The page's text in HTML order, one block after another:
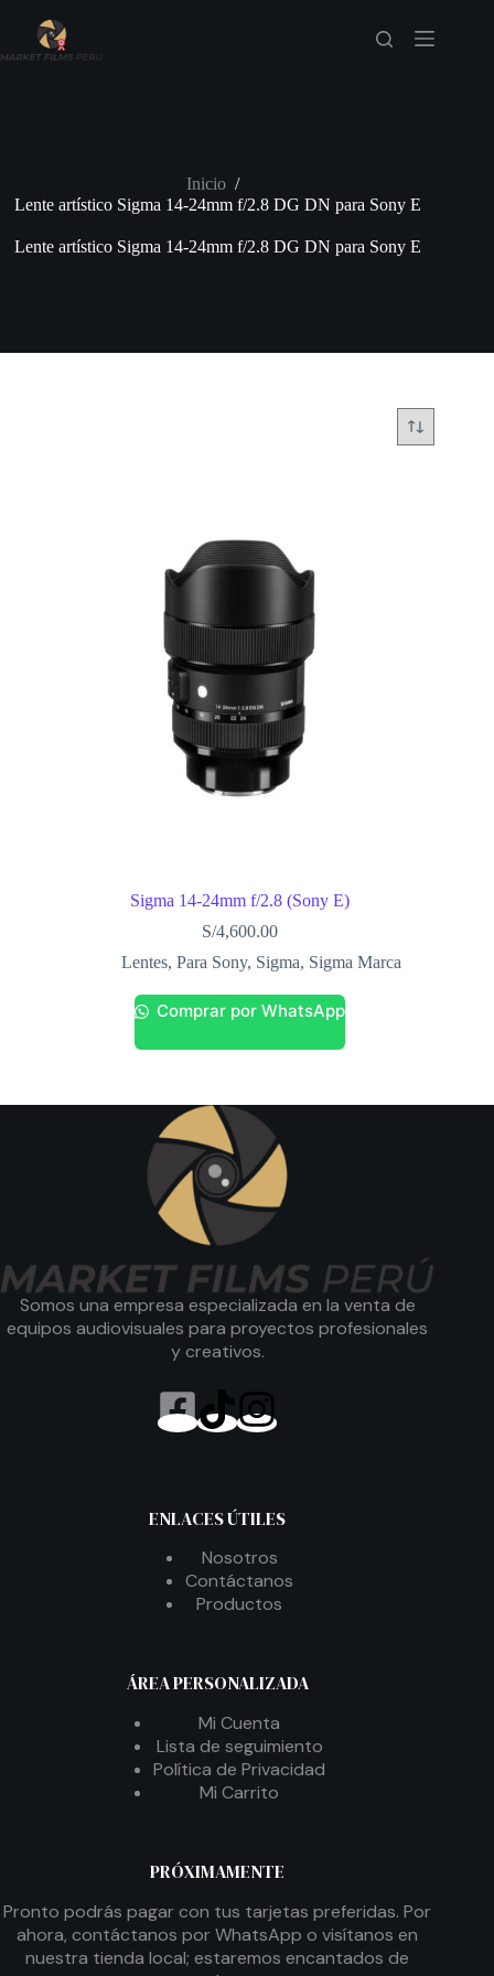
contenido
Inicio /
Lente artístico Sigma 14-24mm f/2.8 DG DN para Sony E
Lente artístico Sigma 14-24mm f/2.8 DG DN para Sony E
Sigma 14-24mm f/2.8 (Sony E)
S/4,600.00
Lentes,Para Sony, Sigma, Sigma Marca
Comprar por WhatsApp
Somos una empresa especializada en la venta de
equipos audiovisuales para proyectos profesionales
y creativos.
ENLACES ÚTILES
Nosotros
Contáctanos
Productos
ÁREA PERSONALIZADA
Mi Cuenta
Lista de seguimiento
Política de Privacidad
Mi Carrito
PRÓXIMAMENTE
Pronto podrás pagar con tus tarjetas preferidas. Por
ahora, contáctanos por WhatsApp o visítanos en
nuestra tienda local; estaremos encantados de